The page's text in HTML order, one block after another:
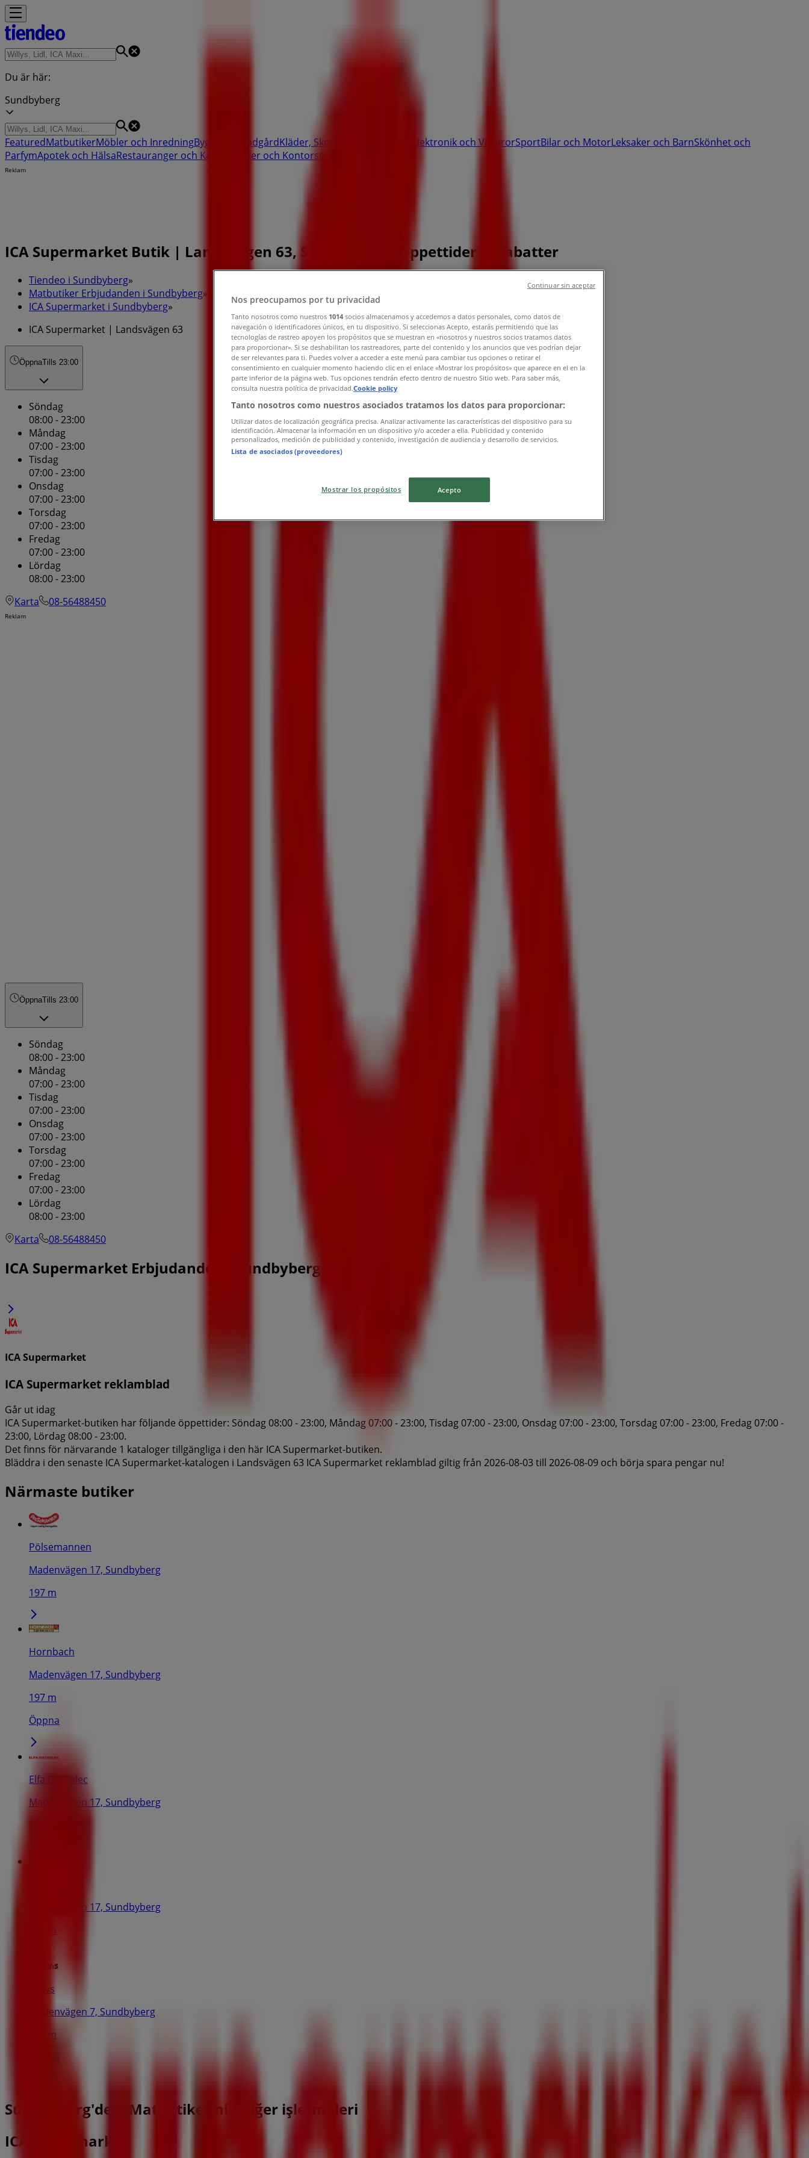
Du är här:
Sundbyberg
FeaturedMatbutikerMöbler och InredningBygg och TrädgårdKläder, Skor och Accessoarer Elektronik och VitvarorSportBilar och MotorLeksaker och BarnSkönhet och
ParfymApotek och HälsaRestauranger och Kaféer Böcker och Kontorsmaterial
Reklam
ICA Supermarket Butik | Landsvägen 63, Sundbyberg - Öppettider & Rabatter
Tiendeo i Sundbyberg»
Matbutiker Erbjudanden i Sundbyberg»
ICA Supermarket i Sundbyberg»
ICA Supermarket | Landsvägen 63
ÖppnaTills 23:00
Söndag
08:00 - 23:00
Måndag
07:00 - 23:00
Tisdag
07:00 - 23:00
Onsdag
07:00 - 23:00
Torsdag
07:00 - 23:00
Fredag
07:00 - 23:00
Lördag
08:00 - 23:00
Karta
08-56488450
Reklam
ÖppnaTills 23:00
Söndag
08:00 - 23:00
Måndag
07:00 - 23:00
Tisdag
07:00 - 23:00
Onsdag
07:00 - 23:00
Torsdag
07:00 - 23:00
Fredag
07:00 - 23:00
Lördag
08:00 - 23:00
Karta
08-56488450
ICA Supermarket Erbjudanden i Sundbyberg
ICA Supermarket
ICA Supermarket reklamblad
Går ut idag
ICA Supermarket-butiken har följande öppettider: Söndag 08:00 - 23:00, Måndag 07:00 - 23:00, Tisdag 07:00 - 23:00, Onsdag 07:00 - 23:00, Torsdag 07:00 - 23:00, Fredag 07:00 -
23:00, Lördag 08:00 - 23:00.
Det finns för närvarande 1 kataloger tillgängliga i den här ICA Supermarket-butiken.
Bläddra i den senaste ICA Supermarket-katalogen i Landsvägen 63 ICA Supermarket reklamblad giltig från 2026-08-03 till 2026-08-09 och börja spara pengar nu!
Närmaste butiker
Pölsemannen
Madenvägen 17, Sundbyberg
197 m
Hornbach
Madenvägen 17, Sundbyberg
197 m
Öppna
Elfa Distrelec
Madenvägen 17, Sundbyberg
Madenvägen 17, Sundbyberg
Willys
Madenvägen 7, Sundbyberg
559 m
Sundbyberg'deki Matbutiker'nin diğer işletmeleri
ICA Supermarket
Nos preocupamos por tu privacidad
Tanto nosotros como nuestros 1014 socios almacenamos y accedemos a datos personales, como datos de
navegación o identificadores únicos, en tu dispositivo. Si seleccionas Acepto, estarás permitiendo que las
tecnologías de rastreo apoyen los propósitos que se muestran en «nosotros y nuestros socios tratamos datos
para proporcionar». Si se deshabilitan los rastreadores, parte del contenido y los anuncios que ves podrían dejar
de ser relevantes para ti. Puedes volver a acceder a este menú para cambiar tus opciones o retirar el
consentimiento en cualquier momento haciendo clic en el enlace «Mostrar los propósitos» que aparece en el en la
parte inferior de la página web. Tus opciones tendrán efecto dentro de nuestro Sitio web. Para saber más,
consulta nuestra política de privacidad.Cookie policy
Tanto nosotros como nuestros asociados tratamos los datos para proporcionar:
Utilizar datos de localización geográfica precisa. Analizar activamente las características del dispositivo para su
identificación. Almacenar la información en un dispositivo y/o acceder a ella. Publicidad y contenido
personalizados, medición de publicidad y contenido, investigación de audiencia y desarrollo de servicios.
Lista de asociados (proveedores)
Mostrar los propósitos Acepto
Continuar sin aceptar